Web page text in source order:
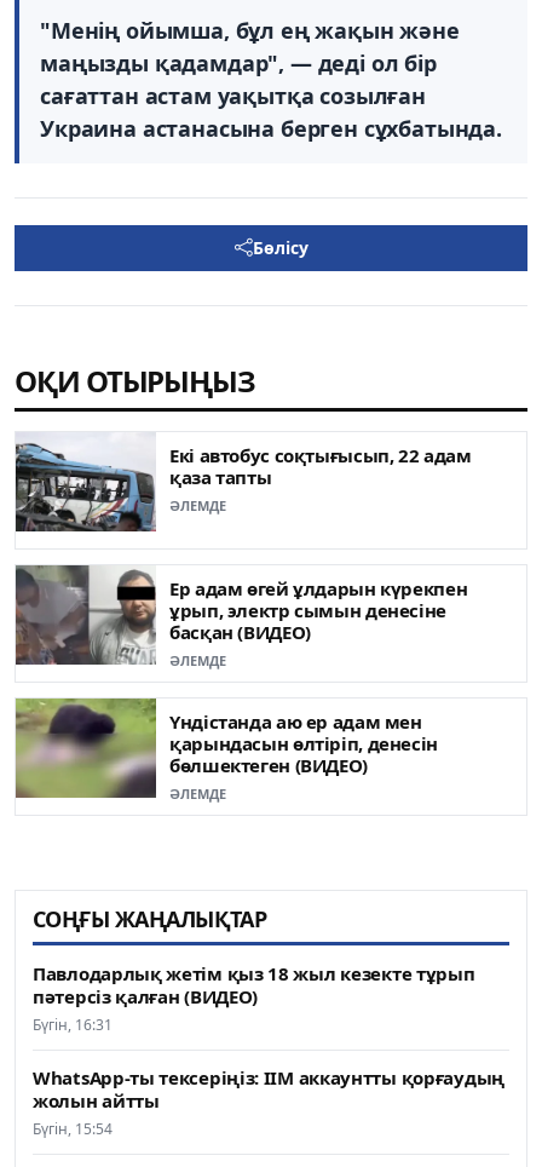
"Менің ойымша, бұл ең жақын және
маңызды қадамдар", — деді ол бір
сағаттан астам уақытқа созылған
Украина астанасына берген сұхбатында.
Бөлісу
ОҚИ ОТЫРЫҢЫЗ
Екі автобус соқтығысып, 22 адам
қаза тапты
ӘЛЕМДЕ
Ер адам өгей ұлдарын күрекпен
ұрып, электр сымын денесіне
басқан (ВИДЕО)
ӘЛЕМДЕ
Үндістанда аю ер адам мен
қарындасын өлтіріп, денесін
бөлшектеген (ВИДЕО)
ӘЛЕМДЕ
СОҢҒЫ ЖАҢАЛЫҚТАР
Павлодарлық жетім қыз 18 жыл кезекте тұрып
пәтерсіз қалған (ВИДЕО)
Бүгін, 16:31
WhatsApp-ты тексеріңіз: ІІМ аккаунтты қорғаудың
жолын айтты
Бүгін, 15:54